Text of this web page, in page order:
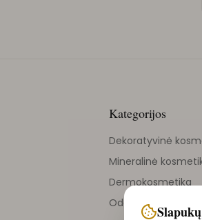
Kategorijos
Dekoratyvinė
Mineralinė
Dermokosmetika
Odos priežiūra